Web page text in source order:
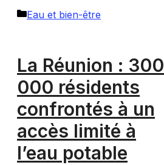
Catégories
Eau et bien-être
La Réunion : 300
000 résidents
confrontés à un
accès limité à
l’eau potable